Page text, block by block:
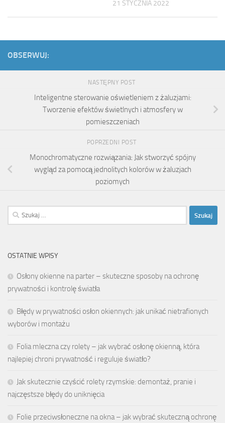
21 STYCZNIA 2022
OBSERWUJ:
NASTĘPNY POST
Inteligentne sterowanie oświetleniem z żaluzjami:
Tworzenie efektów świetlnych i atmosfery w
pomieszczeniach
POPRZEDNI POST
Monochromatyczne rozwiązania: Jak stworzyć spójny
wygląd za pomocą jednolitych kolorów w żaluzjach
poziomych
Szukaj:
OSTATNIE WPISY
Osłony okienne na parter – skuteczne sposoby na ochronę
prywatności i kontrolę światła
Błędy w prywatności osłon okiennych: jak unikać nietrafionych
wyborów i montażu
Folia mleczna czy rolety – jak wybrać osłonę okienną, która
najlepiej chroni prywatność i reguluje światło?
Jak skutecznie czyścić rolety rzymskie: demontaż, pranie i
najczęstsze błędy do uniknięcia
Folie przeciwsłoneczne na okna – jak wybrać skuteczną ochronę